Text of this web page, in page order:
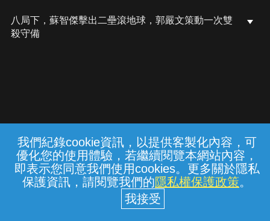
我們紀錄cookie資訊，以提供客製化內容，可
優化您的使用體驗，若繼續閱覽本網站內容，
即表示您同意我們使用cookies。更多關於隱私
保護資訊，請閱覽我們的隱私權保護政策。
八局下，蘇智傑擊出二壘滾地球，郭嚴文策動一次雙
殺守備
常見問題 線上客服 服務條款 隱私權保護
中華電信股份有限公司個人家庭分公司
(統一編號：96979949) © 2026
{{notifyMsg}}